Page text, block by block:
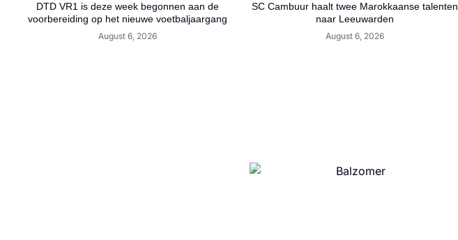
DTD VR1 is deze week begonnen aan de
voorbereiding op het nieuwe voetbaljaargang
August 6, 2026
SC Cambuur haalt twee Marokkaanse talenten
naar Leeuwarden
August 6, 2026